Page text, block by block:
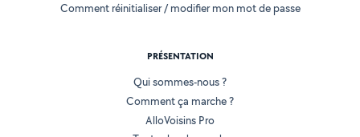
Comment réinitialiser / modifier mon mot de passe
PRÉSENTATION
Qui sommes-nous ?
Comment ça marche ?
AlloVoisins Pro